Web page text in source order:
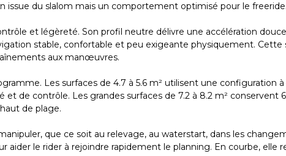
issue du slalom mais un comportement optimisé pour le freeride.
et légèreté. Son profil neutre délivre une accélération
stable, confortable et peu exigeante physiquement.
aux manœuvres.
Les surfaces de 4.7 à 5.6 m² utilisent une configuration
de contrôle. Les grandes surfaces de 7.2 à 8.2 m² conservent
de plage.
que ce soit au relevage, au waterstart, dans les
le rider à rejoindre rapidement le planning. En courbe,